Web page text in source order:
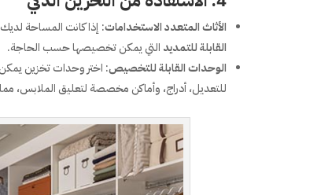
الأثاث المتعدد الاستخدامات: إذا كانت المساحة
القابلة للتمديد التي يمكن تخصيصها حسب الحاجة.
الوحدات القابلة للتخصيص: اختر وحدات تخزين
للتعديل، أدراج، وأماكن مخصصة لتعليق الملابس، مما